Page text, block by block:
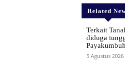
Related
Terkait
diduga
Payakumbuh
5 Agustus 2026